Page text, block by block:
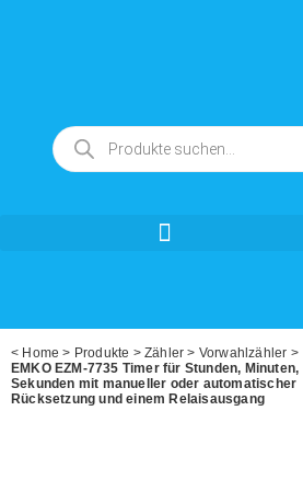
< Home > Produkte >Zähler > Vorwahlzähler >
EMKO EZM-7735 Timer für Stunden, Minuten,
Sekunden mit manueller oder automatischer
Rücksetzung und einem Relaisausgang